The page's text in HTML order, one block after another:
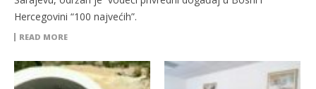
Hercegovini “100 najvećih”.
READ MORE